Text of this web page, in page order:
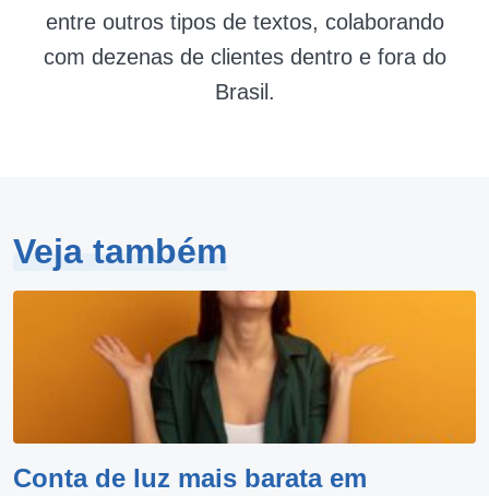
entre outros tipos de textos, colaborando
com dezenas de clientes dentro e fora do
Brasil.
Veja também
Conta de luz mais barata em